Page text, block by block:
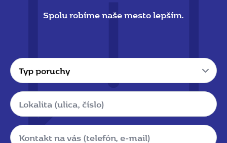
Spolu robíme naše mesto lepším.
Typ
poruchy
*
Lokalita
Kontakt